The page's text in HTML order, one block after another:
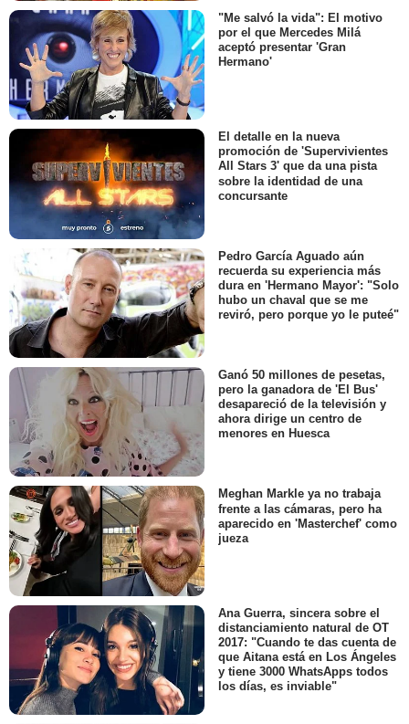
"Me salvó la vida": El motivo
por el que Mercedes Milá
aceptó presentar 'Gran
Hermano'
El detalle en la nueva
promoción de 'Supervivientes
All Stars 3' que da una pista
sobre la identidad de una
concursante
Pedro García Aguado aún
recuerda su experiencia más
dura en 'Hermano Mayor': "Solo
hubo un chaval que se me
reviró, pero porque yo le puteé"
Ganó 50 millones de pesetas,
pero la ganadora de 'El Bus'
desapareció de la televisión y
ahora dirige un centro de
menores en Huesca
Meghan Markle ya no trabaja
frente a las cámaras, pero ha
aparecido en 'Masterchef' como
jueza
Ana Guerra, sincera sobre el
distanciamiento natural de OT
2017: "Cuando te das cuenta de
que Aitana está en Los Ángeles
y tiene 3000 WhatsApps todos
los días, es inviable"